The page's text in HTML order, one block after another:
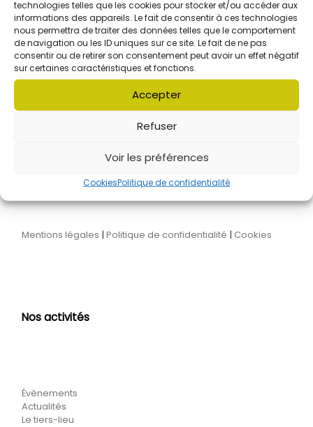
technologies telles que les cookies pour stocker et/ou accéder aux
informations des appareils. Le fait de consentir à ces technologies
nous permettra de traiter des données telles que le comportement
de navigation ou les ID uniques sur ce site. Le fait de ne pas
consentir ou de retirer son consentement peut avoir un effet négatif
sur certaines caractéristiques et fonctions.
Accepter
Refuser
Voir les préférences
CookiesPolitique de confidentialité
L'association Audaces's
Le conseil d'administration
Mentions légales |Politique de confidentialité |Cookies
Nos activités
Évènements
Actualités
Le tiers-lieu